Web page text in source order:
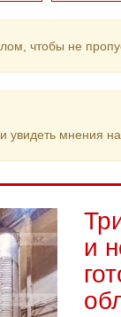
чтобы не
увидеть мнения
и